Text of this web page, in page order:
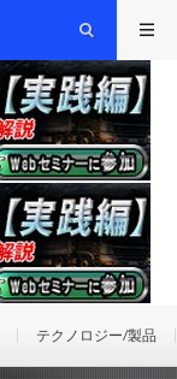
テクノロジー/製品